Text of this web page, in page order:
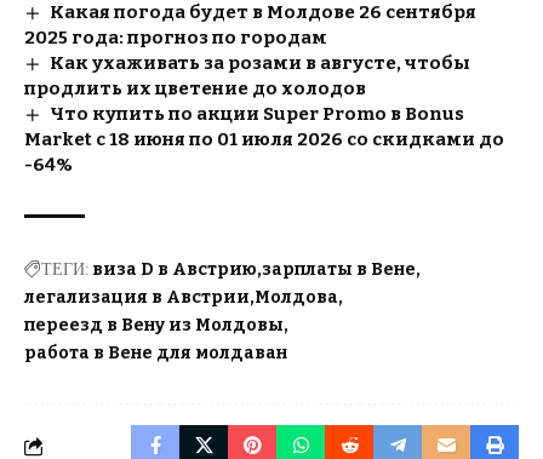
Какая погода будет в Молдове 26 сентября
2025 года: прогноз по городам
Как ухаживать за розами в августе, чтобы
продлить их цветение до холодов
Что купить по акции Super Promo в Bonus
Market с 18 июня по 01 июля 2026 со скидками до
-64%
ТЕГИ: виза D в Австрию зарплаты в Вене
легализация в Австрии Молдова
переезд в Вену из Молдовы
работа в Вене для молдаван